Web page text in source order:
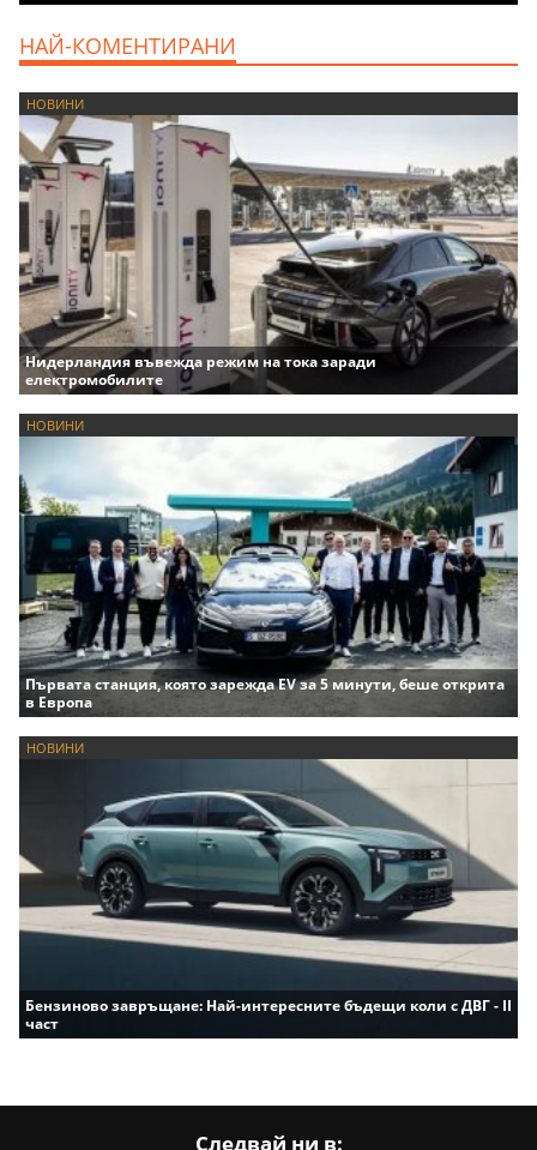
НАЙ-КОМЕНТИРАНИ
НОВИНИ
Нидерландия въвежда режим на тока заради
електромобилите
НОВИНИ
Първата станция, която зарежда EV за 5 минути, беше открита
в Европа
НОВИНИ
Бензиново завръщане: Най-интересните бъдещи коли с ДВГ - II
част
Следвай ни в: